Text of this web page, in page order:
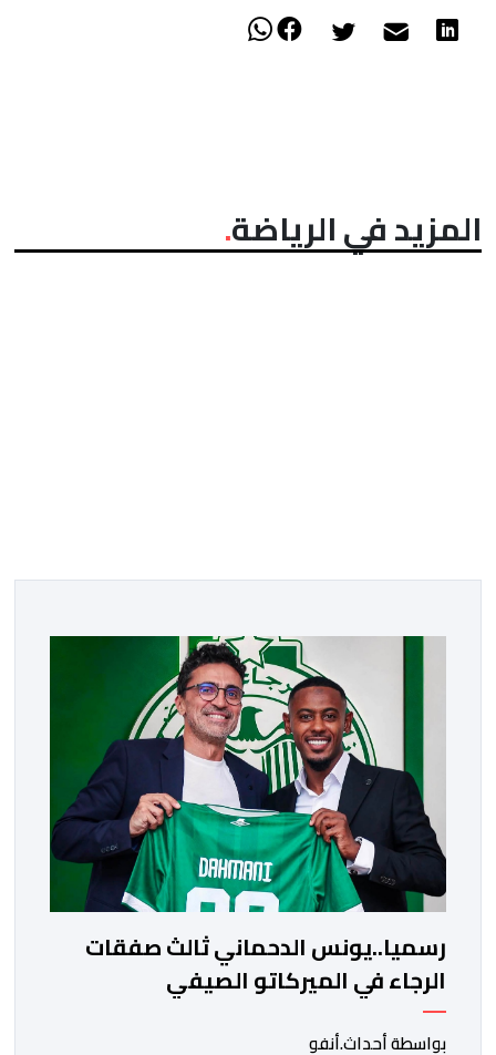
المزيد في الرياضة
رسميا..يونس الدحماني ثالث صفقات
الرجاء في الميركاتو الصيفي
بواسطة أحداث.أنفو